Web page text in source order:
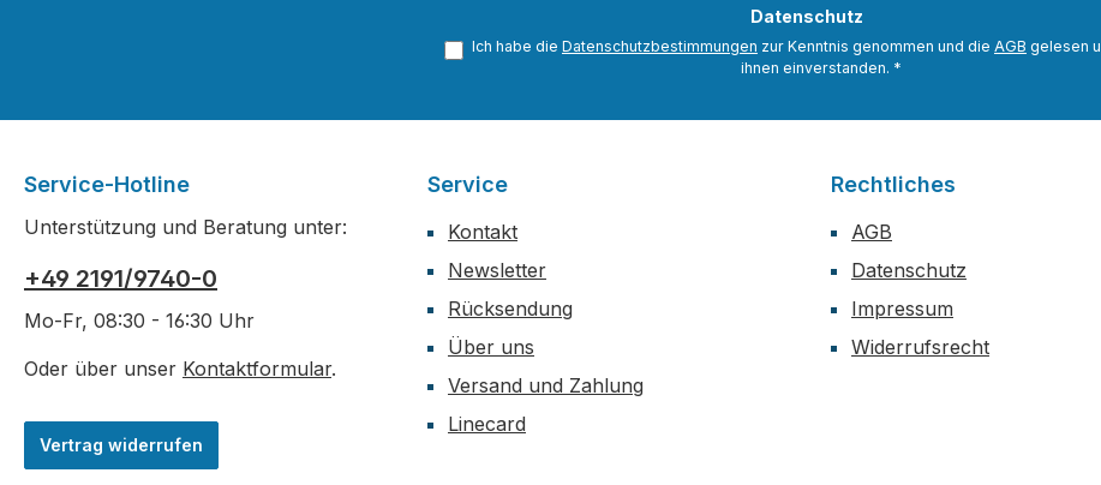
Datenschutz
Ich habe die Datenschutzbestimmungen zur Kenntnis genommen und die AGB gelesen
ihnen einverstanden. *
Service-Hotline
Unterstützung und Beratung unter:
+49 2191/9740-0
Mo-Fr, 08:30 - 16:30 Uhr
Oder über unser Kontaktformular.
Vertrag widerrufen
Service
Kontakt
Newsletter
Rücksendung
Über uns
Versand und Zahlung
Linecard
Rechtliches
AGB
Datenschutz
Impressum
Widerrufsrecht